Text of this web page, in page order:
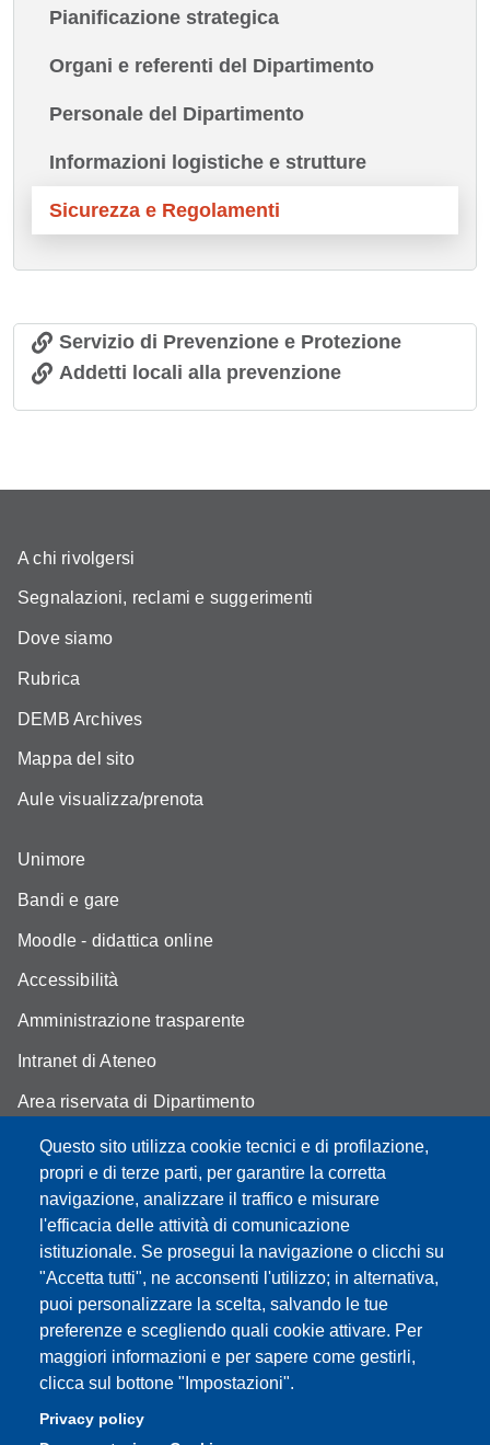
Pianificazione strategica
Organi e referenti del Dipartimento
Personale del Dipartimento
Informazioni logistiche e strutture
Sicurezza e Regolamenti
Servizio di Prevenzione e Protezione
Addetti locali alla prevenzione
Questo sito utilizza cookie tecnici e di profilazione,
propri e di terze parti, per garantire la corretta
navigazione, analizzare il traffico e misurare
l'efficacia delle attività di comunicazione
istituzionale. Se prosegui la navigazione o clicchi su
"Accetta tutti", ne acconsenti l'utilizzo; in alternativa,
puoi personalizzare la scelta, salvando le tue
preferenze e scegliendo quali cookie attivare. Per
maggiori informazioni e per sapere come gestirli,
clicca sul bottone "Impostazioni".
Privacy policy
A chi rivolgersi
Segnalazioni, reclami e suggerimenti
Dove siamo
Rubrica
DEMB Archives
Mappa del sito
Aule visualizza/prenota
Unimore
Bandi e gare
Moodle - didattica online
Accessibilità
Amministrazione trasparente
Intranet di Ateneo
Area riservata di Dipartimento
Cambia idea sui cookie
Privacy e cookie policy
Partita IVA: 00427620364
Dipartimento di Economia Marco Biagi
Sede: Via Berengario 51 - 41121 Modena
e-mail: info.economia@unimore.it | PEC:
Centralino: 059 / 205 6711